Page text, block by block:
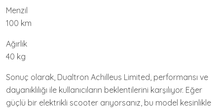
Menzil
100 km
Ağırlık
40 kg
Sonuç olarak, Dualtron Achilleus Limited, performansı ve
dayanıklılığı ile kullanıcıların beklentilerini karşılıyor. Eğer
güçlü bir elektrikli scooter arıyorsanız, bu model kesinlikle